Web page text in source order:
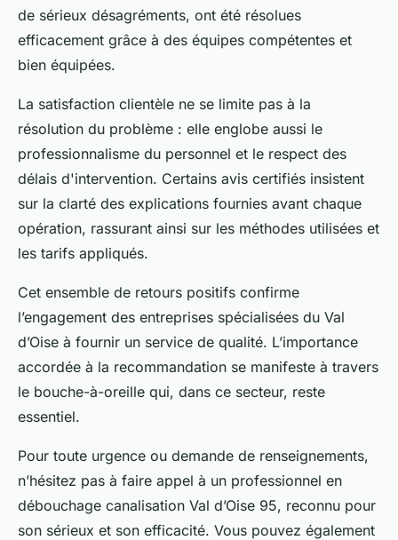
de sérieux désagréments, ont été résolues
efficacement grâce à des équipes compétentes et
bien équipées.
La satisfaction clientèle ne se limite pas à la
résolution du problème : elle englobe aussi le
professionnalisme du personnel et le respect des
délais d'intervention. Certains avis certifiés insistent
sur la clarté des explications fournies avant chaque
opération, rassurant ainsi sur les méthodes utilisées et
les tarifs appliqués.
Cet ensemble de retours positifs confirme
l’engagement des entreprises spécialisées du Val
d’Oise à fournir un service de qualité. L’importance
accordée à la recommandation se manifeste à travers
le bouche-à-oreille qui, dans ce secteur, reste
essentiel.
Pour toute urgence ou demande de renseignements,
n’hésitez pas à faire appel à un professionnel en
débouchage canalisation Val d’Oise 95, reconnu pour
son sérieux et son efficacité. Vous pouvez également